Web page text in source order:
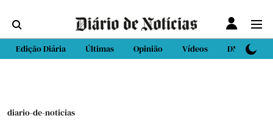
Edição Diária Últimas Opinião Vídeos DN Sport
diario-de-noticias